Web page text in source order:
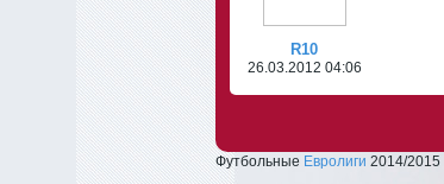
R10
26.03.2012 04:06
Футбольные Евролиги 2014/2015